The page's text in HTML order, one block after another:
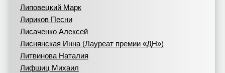
Липовецкий Марк
Лириков Песни
Лисаченко Алексей
Лиснянская Инна (Лауреат премии «ДН»)
Литвинова Наталия
Лифшиц Михаил